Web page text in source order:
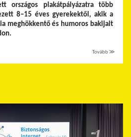
országos plakátpályázatra több
8–15 éves gyerekektől, akik a
meghökkentő és humoros bakijait
Tovább ≫